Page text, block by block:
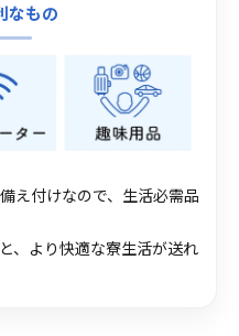
なもの
え付けなので、生活必需品
、より快適な寮生活が送れ